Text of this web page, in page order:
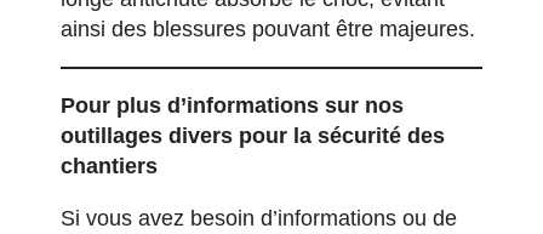
ainsi des blessures pouvant être majeures.
Pour plus d’informations sur nos
outillages divers pour la sécurité des
chantiers
Si vous avez besoin d’informations ou de